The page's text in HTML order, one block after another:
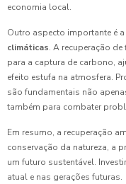
economia local.
Outro aspecto importante é a
climáticas. A recuperação
para a captura de carbono,
efeito estufa na atmosfera.
são fundamentais não
também para combater
Em resumo, a recuperação
conservação da natureza, a
um futuro sustentável.
atual e nas gerações futuras.